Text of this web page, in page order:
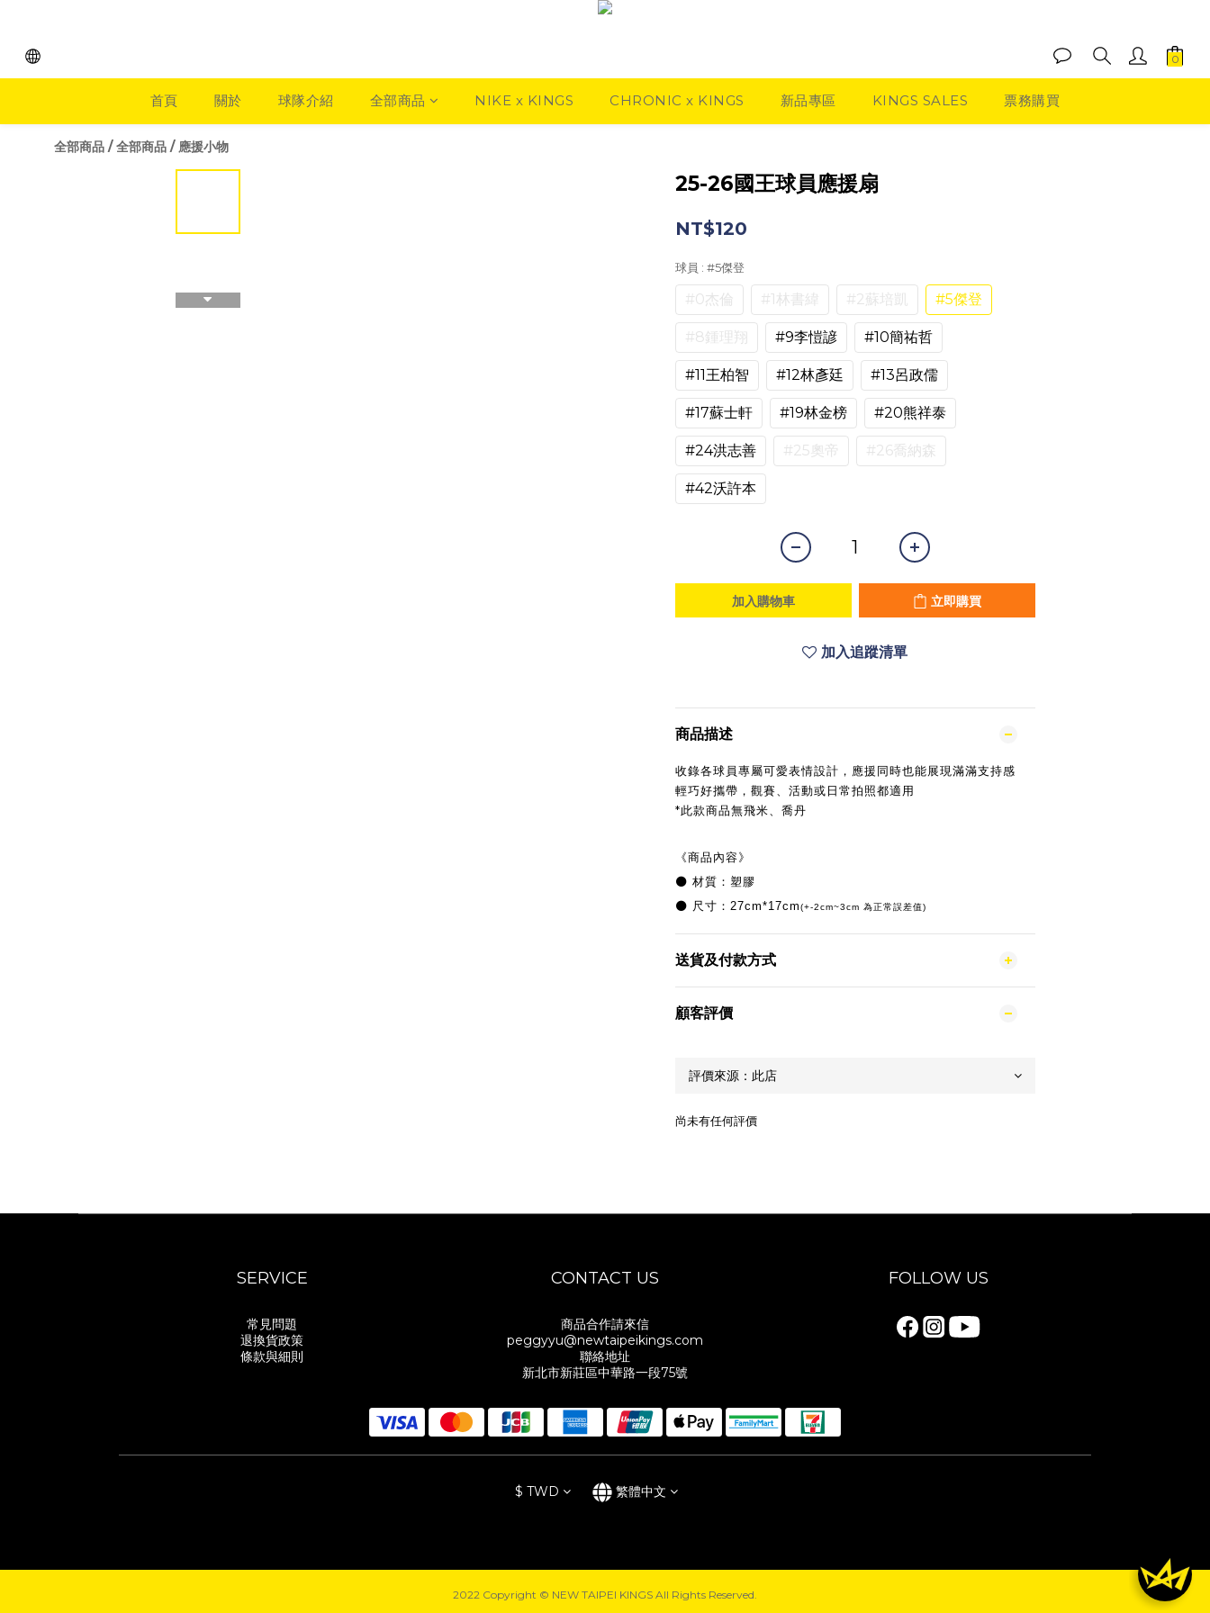
首頁 關於 球隊介紹 全部商品 NIKE x KINGS CHRONIC x KINGS 新品專區 KINGS SALES 票務購買
全部商品 /全部商品 / 應援小物
25-26國王球員應援扇
NT$120
球員 : #5傑登
#0杰倫 #1林書緯 #2蘇培凱 #5傑登
#8鍾理翔 #9李愷諺 #10簡祐哲
#11王柏智 #12林彥廷 #13呂政儒
#17蘇士軒 #19林金榜 #20熊祥泰
#24洪志善 #25奧帝 #26喬納森
#42沃許本
加入購物車 立即購買
加入追蹤清單
商品描述
收錄各球員專屬可愛表情設計，應援同時也能展現滿滿支持感
輕巧好攜帶，觀賽、活動或日常拍照都適用
*此款商品無飛米、喬丹
《商品內容》
⚫️ 材質：塑膠
⚫️ 尺寸：27cm*17cm(+-2cm~3cm 為正常誤差值)
送貨及付款方式
顧客評價
尚未有任何評價
SERVICE
常見問題
退換貨政策
條款與細則
CONTACT US
商品合作請來信
peggyyu@newtaipeikings.com
聯絡地址
新北市新莊區中華路一段75號
FOLLOW US
$ TWD 繁體中文
2022 Copyright © NEW TAIPEI KINGS All Rights Reserved.